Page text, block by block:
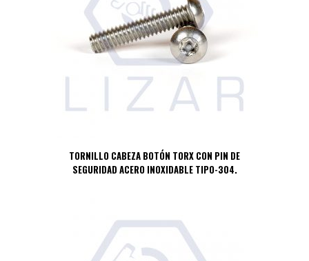
TORNILLO CABEZA BOTÓN TORX CON PIN DE
SEGURIDAD ACERO INOXIDABLE TIPO-304.